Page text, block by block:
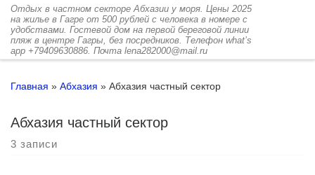
Отдых в частном секторе Абхазии у моря. Цены 2025
на жилье в Гагре от 500 рублей с человека в номере с
удобствами. Гостевой дом на первой береговой линии
пляж в центре Гагры, без посредников. Телефон what’s
app +79409630886. Почта lena282000@mail.ru
Главная » Абхазия » Абхазия частный сектор
Абхазия частный сектор
3 записи